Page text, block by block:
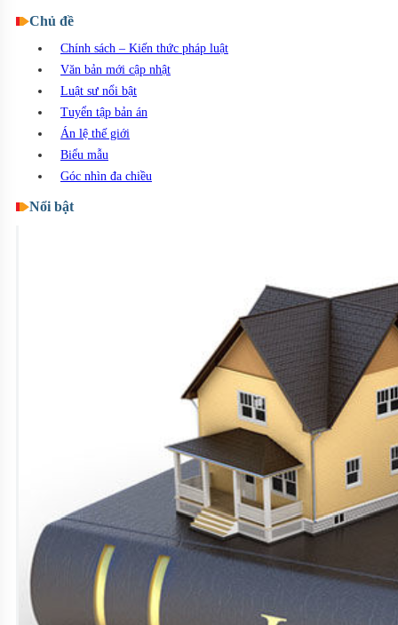
Chủ đề
Chính sách – Kiến thức pháp luật
Văn bản mới cập nhật
Luật sư nổi bật
Tuyển tập bản án
Án lệ thế giới
Biểu mẫu
Góc nhìn đa chiều
Nổi bật